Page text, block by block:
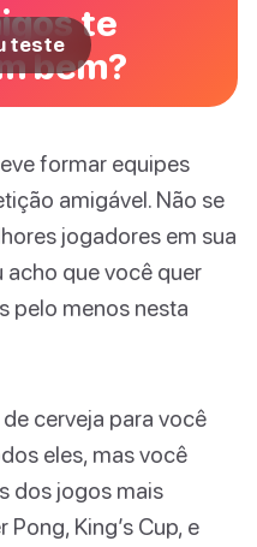
te
bem?
teste
formar equipes
amigável. Não se
jogadores em sua
acho que você quer
pelo menos nesta
cerveja para você
eles, mas você
dos jogos mais
King’s Cup, e